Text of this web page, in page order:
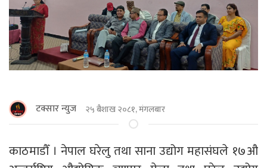
टक्सार न्युज २५ बैशाख २०८१, मंगलबार
काठमाडौँ । नेपाल घरेलु तथा साना उद्योग महासंघले १७औ